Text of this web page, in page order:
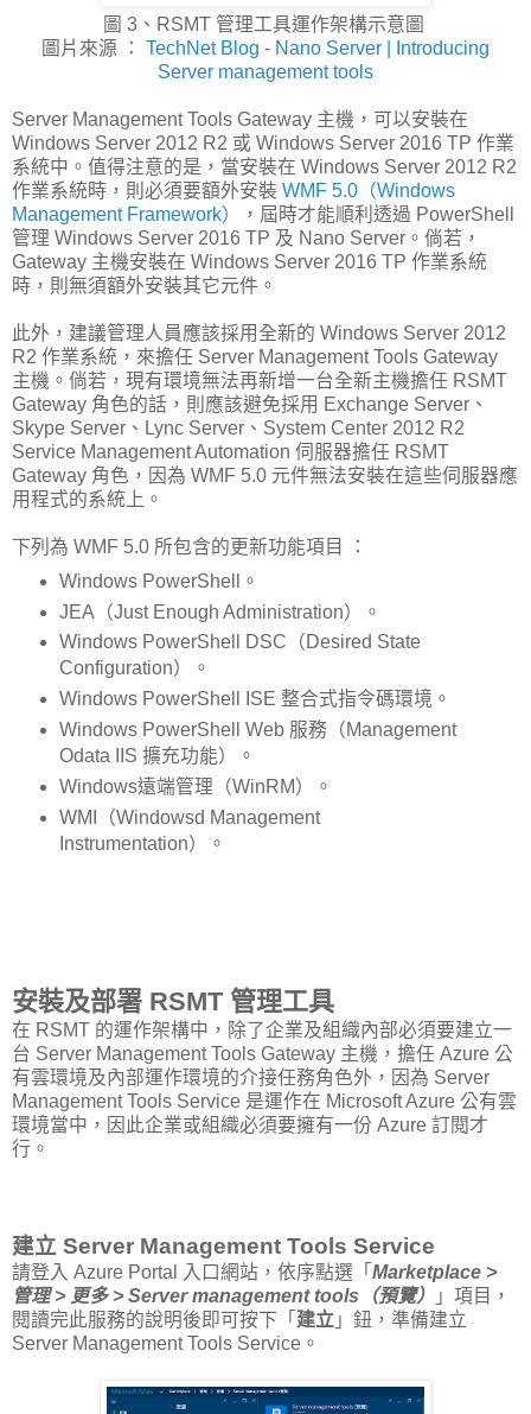
圖 3、RSMT 管理工具運作架構示意圖
圖片來源 ： TechNet Blog - Nano Server | Introducing
Server management tools
Server Management Tools Gateway 主機，可以安裝在
Windows Server 2012 R2 或 Windows Server 2016 TP 作業
系統中。值得注意的是，當安裝在 Windows Server 2012 R2
作業系統時，則必須要額外安裝 WMF 5.0（Windows
Management Framework）
，屆時才能順利透過 PowerShell
管理 Windows Server 2016 TP 及 Nano Server。倘若，
Gateway 主機安裝在 Windows Server 2016 TP 作業系統
時，則無須額外安裝其它元件。
此外，建議管理人員應該採用全新的 Windows Server 2012
R2 作業系統，來擔任 Server Management Tools Gateway
主機。倘若，現有環境無法再新增一台全新主機擔任 RSMT
Gateway 角色的話，則應該避免採用 Exchange Server、
Skype Server、Lync Server、System Center 2012 R2
Service Management Automation 伺服器擔任 RSMT
Gateway 角色，因為 WMF 5.0 元件無法安裝在這些伺服器應
用程式的系統上。
下列為 WMF 5.0 所包含的更新功能項目 ：
Windows PowerShell。
JEA（Just Enough Administration）。
Windows PowerShell DSC（Desired State
Configuration）。
Windows PowerShell ISE 整合式指令碼環境。
Windows PowerShell Web 服務（Management
Odata IIS 擴充功能）。
Windows遠端管理（WinRM）。
WMI（Windowsd Management
Instrumentation）。
安裝及部署 RSMT 管理工具
在 RSMT 的運作架構中，除了企業及組織內部必須要建立一
台 Server Management Tools Gateway 主機，擔任 Azure 公
有雲環境及內部運作環境的介接任務角色外，因為 Server
Management Tools Service 是運作在 Microsoft Azure 公有雲
環境當中，因此企業或組織必須要擁有一份 Azure 訂閱才
行。
建立 Server Management Tools Service
請登入 Azure Portal 入口網站，依序點選「 Marketplace >
管理 > 更多 > Server management tools（預覽）
」項目，
閱讀完此服務的說明後即可按下「 建立 」鈕，準備建立
Server Management Tools Service。